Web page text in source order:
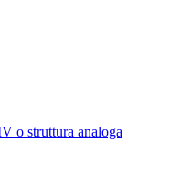
o struttura analoga